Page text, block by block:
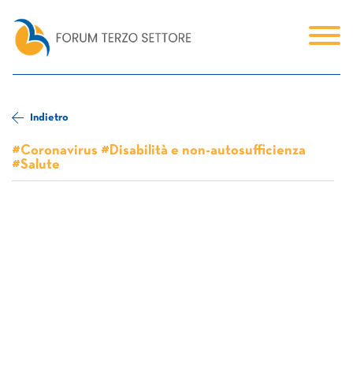
Indietro
#Coronavirus #Disabilità e non-autosufficienza
#Salute